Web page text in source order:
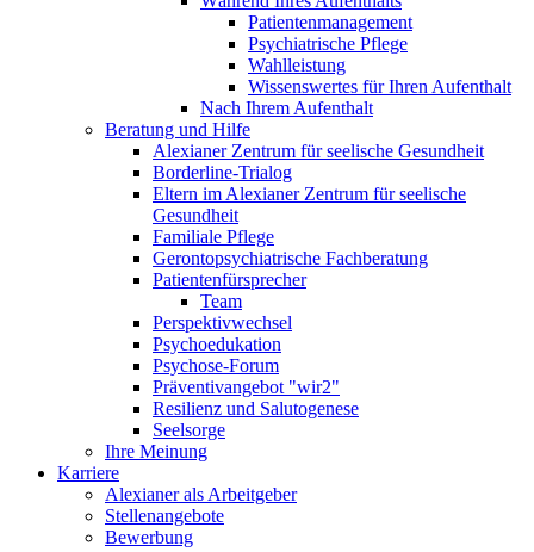
Patientenmanagement
Psychiatrische Pflege
Wahlleistung
Wissenswertes für Ihren Aufenthalt
Nach Ihrem Aufenthalt
Beratung und Hilfe
Alexianer Zentrum für seelische Gesundheit
Borderline-Trialog
Eltern im Alexianer Zentrum für seelische
Gesundheit
Familiale Pflege
Gerontopsychiatrische Fachberatung
Patientenfürsprecher
Team
Perspektivwechsel
Psychoedukation
Psychose-Forum
Präventivangebot "wir2"
Resilienz und Salutogenese
Seelsorge
Ihre Meinung
Karriere
Alexianer als Arbeitgeber
Stellenangebote
Bewerbung